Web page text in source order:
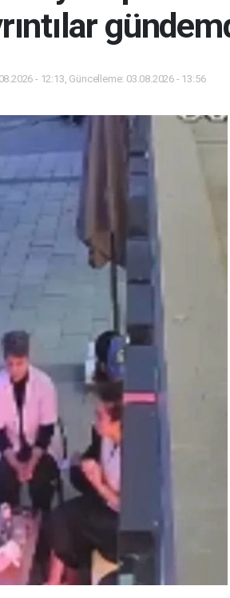
- 12:13, Güncelleme: 03.08.2026 - 13:56